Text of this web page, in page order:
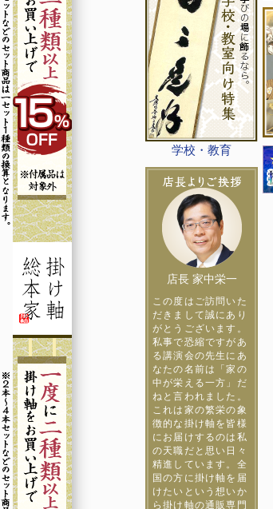
学校・教育
店長 家中栄一
この度はご訪問いた
だきまして誠にあり
がとうございます。
私事で恐縮ですがあ
る講演会の先生にあ
なたの名前は「家の
中が栄える一方」だ
ねと言われました。
これは家の繁栄の象
徴的な掛け軸を皆様
にお届けするのは私
の天職だと思い日々
精進しています。全
国の方に掛け軸を届
けたいという想いか
ら掛け軸の通販専門